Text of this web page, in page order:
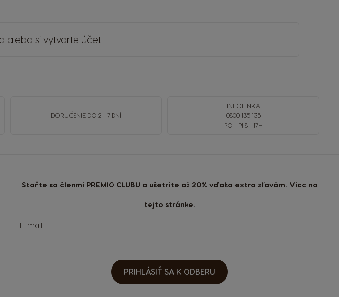
alebo si vytvorte účet
DORUČENIE DO 2 - 7 DNÍ
INFOLINKA
0800 135 135
PO - PI 8 - 17H
Staňte sa členmi PREMIO CLUBU a ušetrite až 20% vďaka extra zľavám. Viac na
tejto stránke.
E-mail
PRIHLÁSIŤ SA K ODBERU